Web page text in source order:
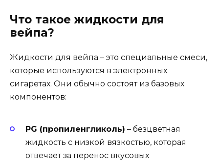
Что такое жидкости для
вейпа?
Жидкости для вейпа – это специальные смеси,
которые используются в электронных
сигаретах. Они обычно состоят из базовых
компонентов:
PG (пропиленгликоль) – безцветная
жидкость с низкой вязкостью, которая
отвечает за перенос вкусовых